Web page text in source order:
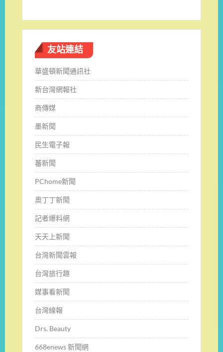
友站連結
華盛頓新聞通訊社
新台灣網報社
商傳媒
墨新聞
民生電子報
蕃新聞
PChome新聞
奧丁丁新聞
記者爆料網
天天上新聞
台灣新聞雲報
台灣旅行趣
媒事看新聞
台灣線報
Drs. Beauty
668enews 新聞網